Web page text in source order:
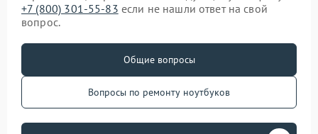
+7 (800) 301-55-83 если не нашли ответ на свой
вопрос.
Общие вопросы
Вопросы по ремонту ноутбуков